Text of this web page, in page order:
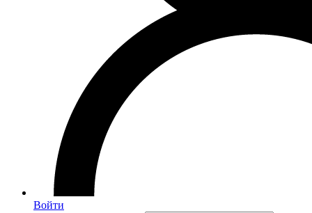
Войти